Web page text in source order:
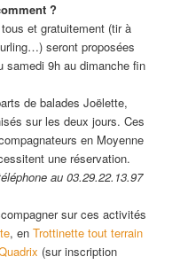
?
et gratuitement (tir à
seront proposées
samedi 9h au dimanche fin
de balades Joëlette,
sur les deux jours. Ces
en Moyenne
une réservation.
au 03.29.22.13.97
sur ces activités
, en Trottinette tout terrain
(sur inscription